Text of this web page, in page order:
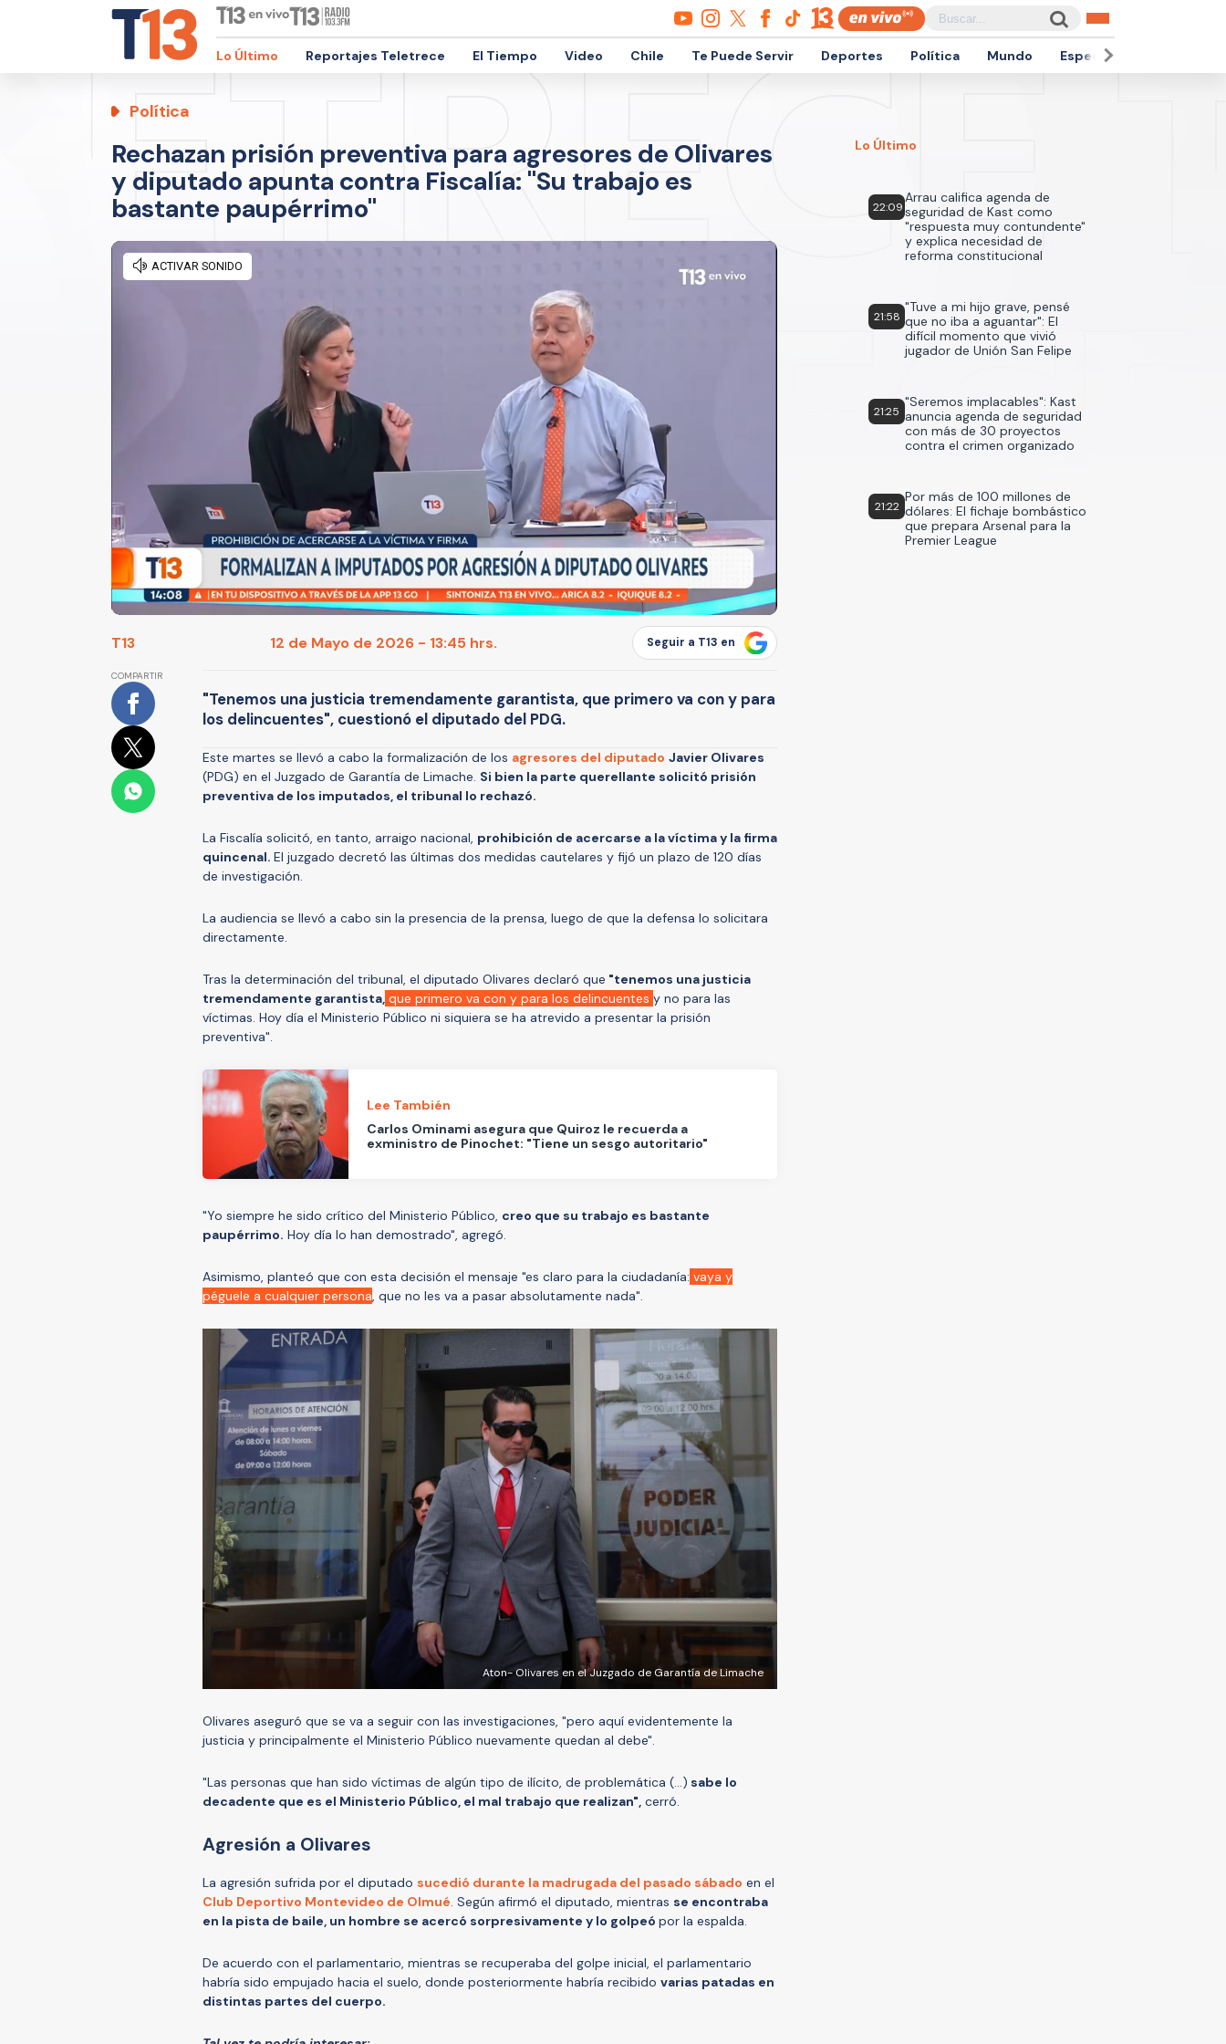
Lo Último Reportajes Teletrece El Tiempo Video Chile Te Puede Servir Deportes Política Mundo Espectáculos
Política
Rechazan prisión preventiva para agresores de Olivares
y diputado apunta contra Fiscalía: "Su trabajo es
bastante paupérrimo"
T13 12 de Mayo de 2026 - 13:45 hrs. Seguir a T13 en
COMPARTIR
"Tenemos una justicia tremendamente garantista, que primero va con y para
los delincuentes", cuestionó el diputado del PDG.
Este martes se llevó a cabo la formalización de los agresores del diputado Javier Olivares
(PDG) en el Juzgado de Garantía de Limache. Si bien la parte querellante solicitó prisión
preventiva de los imputados, el tribunal lo rechazó.
La Fiscalía solicitó, en tanto, arraigo nacional, prohibición de acercarse a la víctima y la firma
quincenal. El juzgado decretó las últimas dos medidas cautelares y fijó un plazo de 120 días
de investigación.
La audiencia se llevó a cabo sin la presencia de la prensa, luego de que la defensa lo solicitara
directamente.
Tras la determinación del tribunal, el diputado Olivares declaró que "tenemos una justicia
tremendamente garantista, que primero va con y para los delincuentes y no para las
víctimas. Hoy día el Ministerio Público ni siquiera se ha atrevido a presentar la prisión
preventiva".
Lee También
Carlos Ominami asegura que Quiroz le recuerda a
exministro de Pinochet: "Tiene un sesgo autoritario"
"Yo siempre he sido crítico del Ministerio Público, creo que su trabajo es bastante
paupérrimo. Hoy día lo han demostrado", agregó.
Asimismo, planteó que con esta decisión el mensaje "es claro para la ciudadanía: vaya y
péguele a cualquier persona, que no les va a pasar absolutamente nada".
Aton- Olivares en el Juzgado de Garantía de Limache
Olivares aseguró que se va a seguir con las investigaciones, "pero aquí evidentemente la
justicia y principalmente el Ministerio Público nuevamente quedan al debe".
"Las personas que han sido víctimas de algún tipo de ilícito, de problemática (...) sabe lo
decadente que es el Ministerio Público, el mal trabajo que realizan", cerró.
Agresión a Olivares
La agresión sufrida por el diputado sucedió durante la madrugada del pasado sábado en el
Club Deportivo Montevideo de Olmué. Según afirmó el diputado, mientras se encontraba
en la pista de baile, un hombre se acercó sorpresivamente y lo golpeó por la espalda.
De acuerdo con el parlamentario, mientras se recuperaba del golpe inicial, el parlamentario
habría sido empujado hacia el suelo, donde posteriormente habría recibido varias patadas en
distintas partes del cuerpo.
Lo Último
22:09
Arrau califica agenda de
seguridad de Kast como
"respuesta muy contundente"
y explica necesidad de
reforma constitucional
21:58
"Tuve a mi hijo grave, pensé
que no iba a aguantar": El
difícil momento que vivió
jugador de Unión San Felipe
21:25
"Seremos implacables": Kast
anuncia agenda de seguridad
con más de 30 proyectos
contra el crimen organizado
21:22
Por más de 100 millones de
dólares: El fichaje bombástico
que prepara Arsenal para la
Premier League